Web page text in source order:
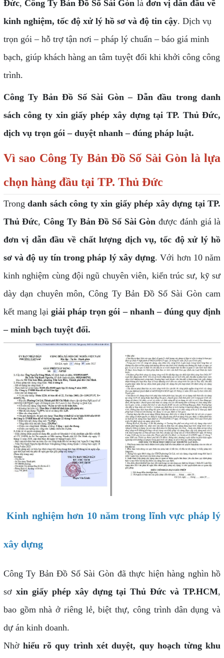
Đức, Công Ty Bản Đồ Số Sài Gònlà đơn vị dẫn đầu về
kinh nghiệm, tốc độ xử lý hồ sơ và độ tin cậy. Dịch vụ
trọn gói – hỗ trợ tận nơi – pháp lý chuẩn – báo giá minh
bạch, giúp khách hàng an tâm tuyệt đối khi khởi công công
trình.
Công Ty Bản Đồ Số Sài Gòn – Dẫn đầu trong danh
sách công ty xin giấy phép xây dựng tại TP. Thủ Đức,
dịch vụ trọn gói – duyệt nhanh – đúng pháp luật.
Vì sao Công Ty Bản Đồ Số Sài Gòn là lựa
chọn hàng đầu tại TP. Thủ Đức
Trongdanh sách công ty xin giấy phép xây dựng tại TP.
Thủ Đức, Công Ty Bản Đồ Số Sài Gòn được đánh giá là
đơn vị dẫn đầu về chất lượng dịch vụ, tốc độ xử lý hồ
sơ và độ uy tín trong pháp lý xây dựng. Với hơn 10 năm
kinh nghiệm cùng đội ngũ chuyên viên, kiến trúc sư, kỹ sư
dày dạn chuyên môn, Công Ty Bản Đồ Số Sài Gòn cam
kết mang lạigiải pháp trọn gói – nhanh – đúng quy định
– minh bạch tuyệt đối.
Kinh nghiệm hơn 10 năm trong lĩnh vực pháp lý
xây dựng
Công Ty Bản Đồ Số Sài Gòn đã thực hiện hàng nghìn hồ
sơ xin giấy phép xây dựng tại Thủ Đức và TP.HCM,
bao gồm nhà ở riêng lẻ, biệt thự, công trình dân dụng và
dự án kinh doanh.
Nhờ hiểu rõ quy trình xét duyệt, quy hoạch từng khu